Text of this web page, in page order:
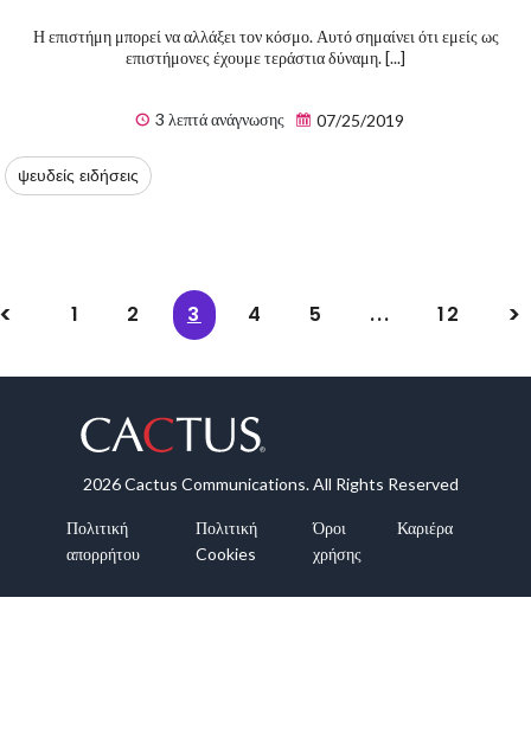
Η επιστήμη μπορεί να αλλάξει τον κόσμο. Αυτό σημαίνει ότι εμείς ως
επιστήμονες έχουμε τεράστια δύναμη. [...]
3 λεπτά ανάγνωσης 07/25/2019
ψευδείς ειδήσεις
1 2 3 4 5 ... 12
2026 Cactus Communications. All Rights Reserved
Πολιτική
απορρήτου
Πολιτική
Cookies
Όροι
χρήσης
Καριέρα